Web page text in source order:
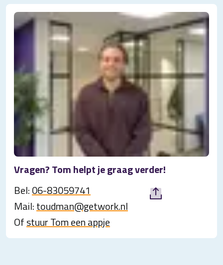
Vragen? Tom helpt je graag verder!
Bel:06-83059741
Mail:toudman@getwork.nl
Ofstuur Tom een appje